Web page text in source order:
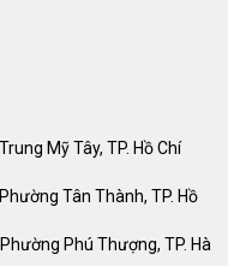
Mỹ Tây, TP. Hồ Chí
Tân Thành, TP. Hồ
Phú Thượng, TP. Hà